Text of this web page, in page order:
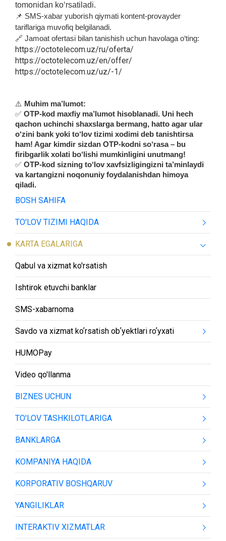
tomonidan ko‘rsatiladi.
📌 SMS-xabar yuborish qiymati kontent-provayder
tariflariga muvofiq belgilanadi.
🔗 Jamoat ofertasi bilan tanishish uchun havolaga o‘ting:
https://octotelecom.uz/ru/oferta/
https://octotelecom.uz/en/offer/
https://octotelecom.uz/uz/-1/
⚠️ Muhim ma’lumot:
✅ OTP-kod maxfiy ma’lumot hisoblanadi. Uni hech
qachon uchinchi shaxslarga bermang, hatto agar ular
o‘zini bank yoki to‘lov tizimi xodimi deb tanishtirsa
ham! Agar kimdir sizdan OTP-kodni so‘rasa – bu
firibgarlik xolati bo‘lishi mumkinligini unutmang!
✅ OTP-kod sizning to‘lov xavfsizligingizni ta’minlaydi
va kartangizni noqonuniy foydalanishdan himoya
qiladi.
BOSH SAHIFA
TO'LOV TIZIMI HAQIDA
KARTA EGALARIGA
Qabul va xizmat ko'rsatish
Ishtirok etuvchi banklar
SMS-хabarnoma
Savdo va xizmat koʼrsatish obʼyektlari roʼyxati
HUMOPay
Video qo'llanma
BIZNES UCHUN
TO'LOV TASHKILOTLARIGA
BANKLARGA
KOMPANIYA HAQIDA
KORPORATIV BOSHQARUV
YANGILIKLAR
INTERAKTIV XIZMATLAR